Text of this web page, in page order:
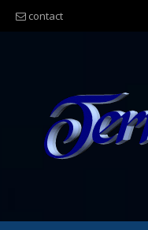
contact